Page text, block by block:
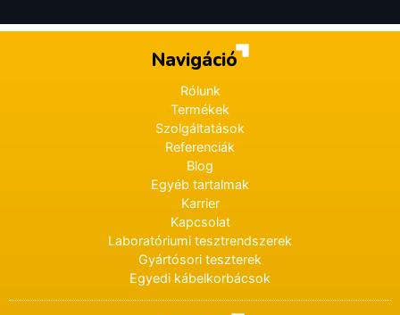
Navigáció
Rólunk
Termékek
Szolgáltatások
Referenciák
Blog
Egyéb tartalmak
Karrier
Kapcsolat
Laboratóriumi tesztrendszerek
Gyártósori teszterek
Egyedi kábelkorbácsok